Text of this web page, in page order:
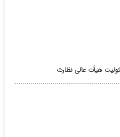
هیأت عالی نظارت